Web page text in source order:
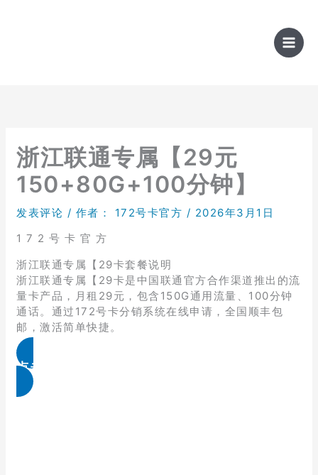
浙江联通专属【29元
150+80G+100分钟】
发表评论 / 作者： 172号卡官方 / 2026年3月1日
1 7 2 号 卡 官 方
浙江联通专属【29卡套餐说明
浙江联通专属【29卡是中国联通官方合作渠道推出的流
量卡产品，月租29元，包含150G通用流量、100分钟
通话。通过172号卡分销系统在线申请，全国顺丰包
邮，激活简单快捷。
点击免费领取